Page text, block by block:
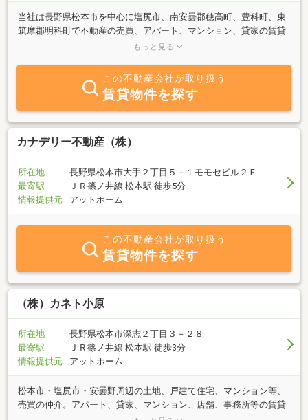
当社は長野県松本市を中心に塩尻市、南安曇郡穂高町、豊科町、東
筑摩郡明科町で不動産の売買、アパート、マンション、貸家の賃貸
及び管理をしている不動産業者です。近年は特に単身者用ワンルー
だいております。お客様の御要望に可能な限りお応えできるよう、
社員一同精一杯のサービスをご提供致しますのでお気軽にお問い合
もっと見る
この不動産会社が取り扱う
賃貸物件を探す
カナデリー不動産（株）
所在地
長野県松本市大手２丁目５－１モモセビル２Ｆ
最寄駅
ＪＲ篠ノ井線 松本駅 徒歩5分
情報提供元
アットホーム
この不動産会社が取り扱う
賃貸物件を探す
（株）カネト小原
所在地
長野県松本市深志２丁目３－２８
最寄駅
ＪＲ篠ノ井線 松本駅 徒歩3分
情報提供元
アットホーム
松本市・塩尻市・安曇野周辺の土地、戸建て住宅、マンション等、
売買の仲介。アパート、貸家、マンション、店舗、事務所等の賃貸